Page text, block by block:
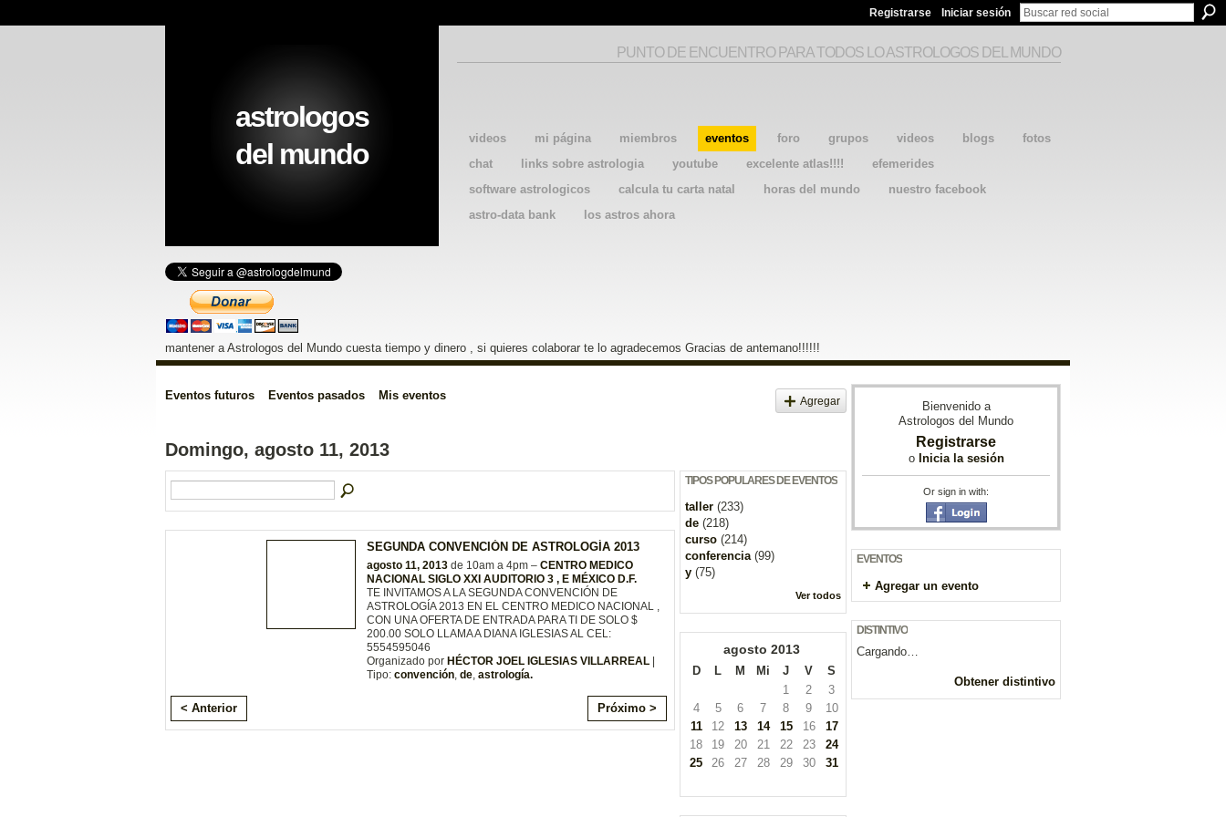
Registrarse Iniciar sesión
videos mi página miembros eventos foro grupos videos blogs
fotos
chat
links sobre astrologia youtube excelente atlas!!!!
efemerides
software astrologicos
calcula tu carta natal horas del mundo
nuestro facebook
astro-data bank
los astros ahora
astrologos
del mundo
PUNTO DE ENCUENTRO PARA TODOS LO ASTROLOGOS DEL MUNDO
mantener a Astrologos del Mundo cuesta tiempo y dinero , si quieres colaborar te lo agradecemos Gracias de antemano!!!!!!
Eventos futuros Eventos pasados Mis eventos Agregar
Domingo, agosto 11, 2013
SEGUNDA CONVENCIÓN DE ASTROLOGÍA 2013
agosto 11, 2013 de 10am a 4pm – CENTRO MEDICO
NACIONAL SIGLO XXI AUDITORIO 3 , E MÉXICO D.F.
TE INVITAMOS A LA SEGUNDA CONVENCIÓN DE
ASTROLOGÍA 2013 EN EL CENTRO MEDICO NACIONAL ,
CON UNA OFERTA DE ENTRADA PARA TI DE SOLO $
200.00 SOLO LLAMA A DIANA IGLESIAS AL CEL:
5554595046
Organizado por HÉCTOR JOEL IGLESIAS VILLARREAL
Tipo: convención, de, astrología.
< Anterior Próximo >
TIPOS POPULARES DE EVENTOS
taller (233)
de (218)
curso (214)
conferencia(99)
y (75)
Ver todos
agosto 2013
D L M Mi J V
S
1
2
3
4
5 6 7 8 9
10
11
12 13 14 15 16
17
18
19 20 21 22 23
24
25
26 27 28 29 30 31
Bienvenido a
Astrologos del Mundo
Registrarse
o Inicia la sesión
Or sign in with:
EVENTOS
Agregar un evento
DISTINTIVO
Cargando…
Obtener distintivo